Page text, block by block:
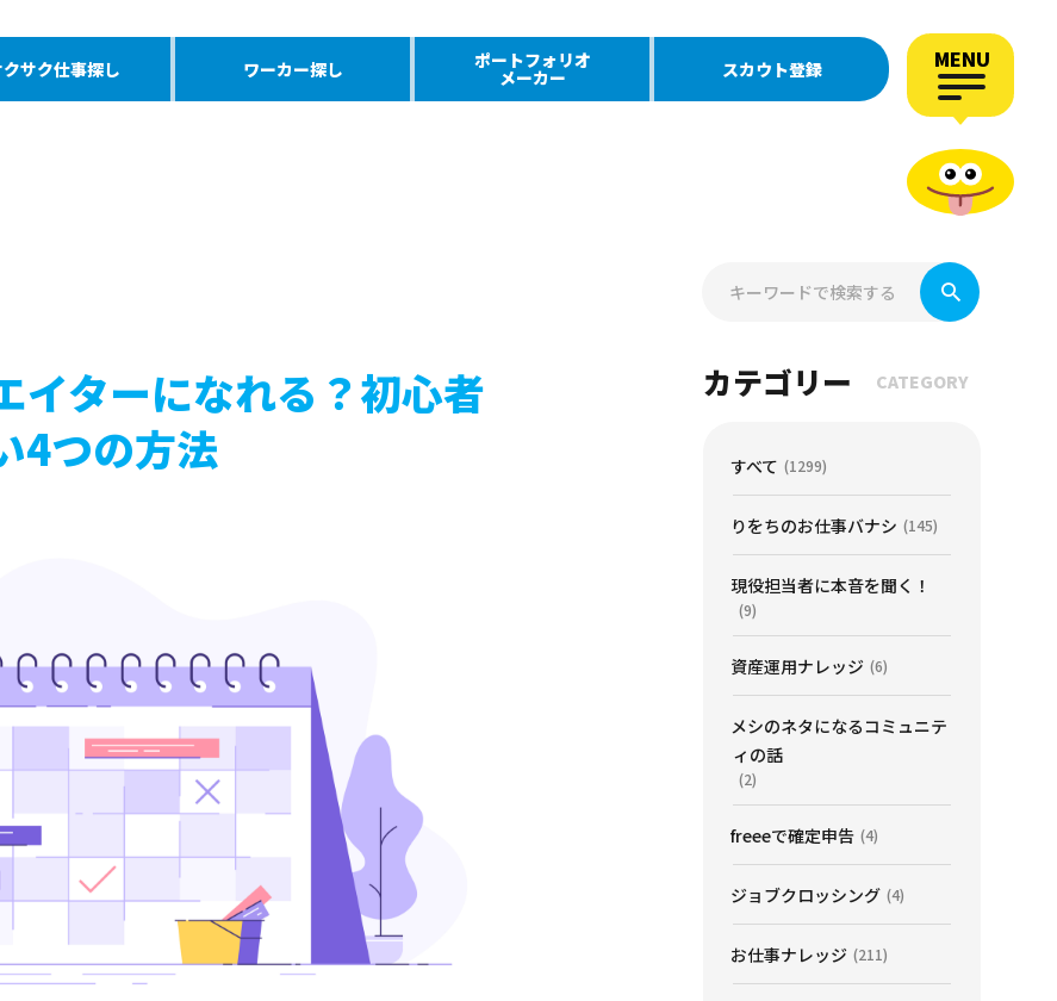
サク仕事探し ワーカー探し ポートフォリオ
メーカー スカウト登録 MENU
イターになれる？初心者
4つの方法
カテゴリー CATEGORY
すべて (1299)
りをちのお仕事バナシ (145)
現役担当者に本音を聞く！
(9)
資産運用ナレッジ (6)
メシのネタになるコミュニテ
ィの話
(2)
freeeで確定申告 (4)
ジョブクロッシング (4)
お仕事ナレッジ (211)